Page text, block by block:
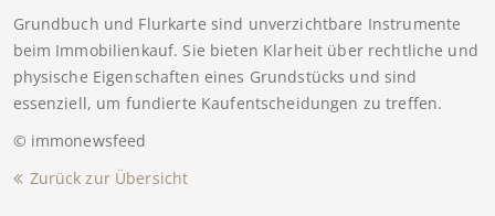
Grundbuch und Flurkarte sind unverzichtbare Instrumente
beim Immobilienkauf. Sie bieten Klarheit über rechtliche und
physische Eigenschaften eines Grundstücks und sind
essenziell, um fundierte Kaufentscheidungen zu treffen.
© immonewsfeed
Zurück zur Übersicht